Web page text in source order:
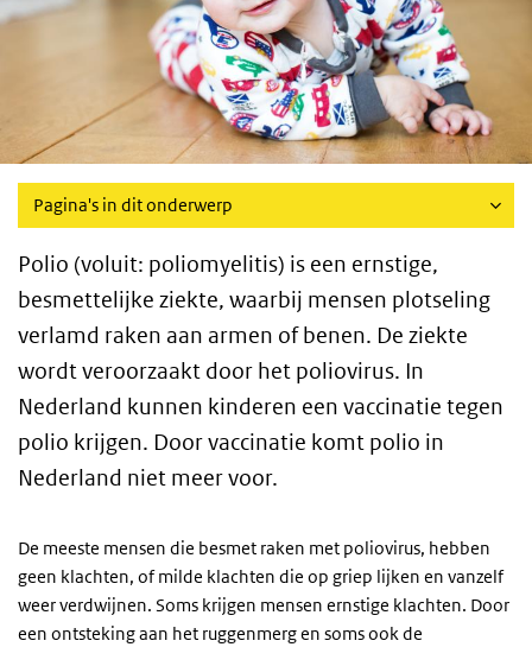
Pagina's in dit onderwerp
Polio (voluit: poliomyelitis) is een ernstige,
besmettelijke ziekte, waarbij mensen plotseling
verlamd raken aan armen of benen. De ziekte
wordt veroorzaakt door het poliovirus. In
Nederland kunnen kinderen een vaccinatie tegen
polio krijgen. Door vaccinatie komt polio in
Nederland niet meer voor.
De meeste mensen die besmet raken met poliovirus, hebben
geen klachten, of milde klachten die op griep lijken en vanzelf
weer verdwijnen. Soms krijgen mensen ernstige klachten. Door
een ontsteking aan het ruggenmerg en soms ook de